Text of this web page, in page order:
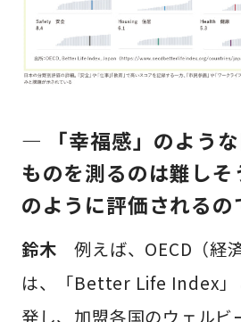
— 「幸福感」のよう
ものを測るのは難し
のように評価されるの
鈴木例えば、OECD（経
は、「Better Life Index」
発し、加盟各国のウェルビ